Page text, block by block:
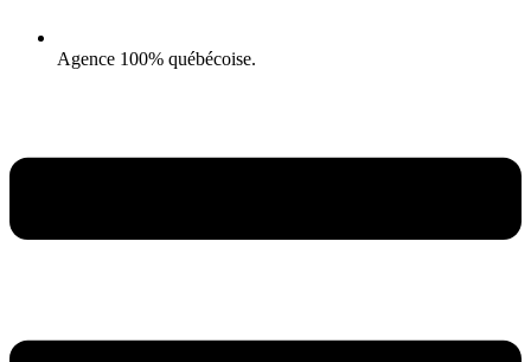
Agence 100% québécoise.